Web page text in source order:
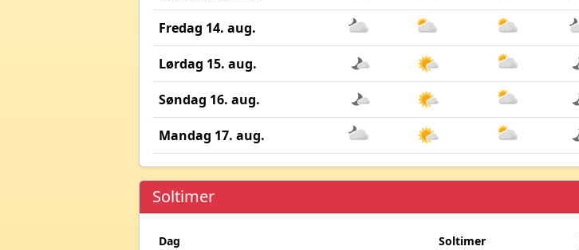
Fredag 14. aug.
Lørdag 15. aug.
Søndag 16. aug.
Mandag 17. aug.
Soltimer
Dag Soltimer